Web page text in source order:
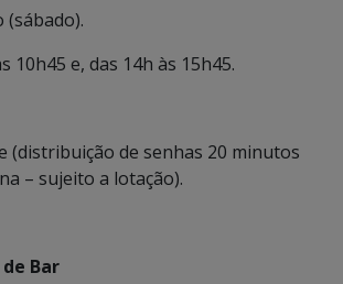
10h45 e, das 14h às 15h45.
(distribuição de senhas 20 minutos
– sujeito a lotação).
Bar